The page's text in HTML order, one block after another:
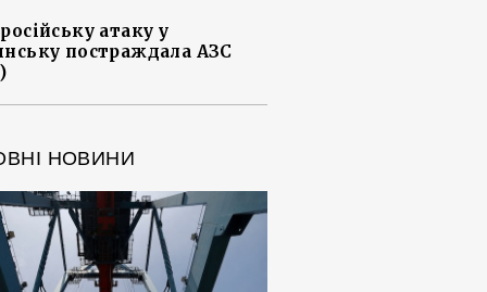
атаку у
постраждала АЗС
НОВИНИ